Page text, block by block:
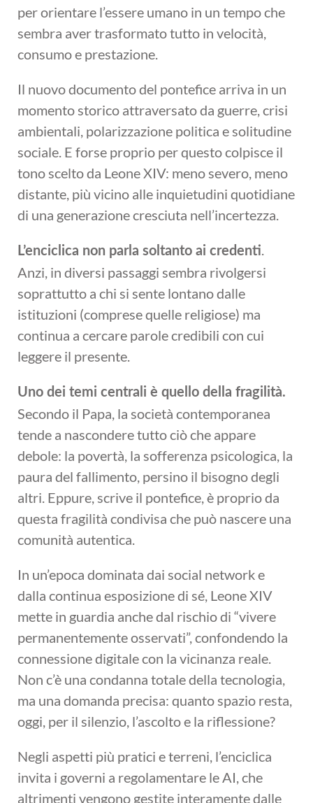
per orientare l’essere umano in un tempo che
sembra aver trasformato tutto in velocità,
consumo e prestazione.
Il nuovo documento del pontefice arriva in un
momento storico attraversato da guerre, crisi
ambientali, polarizzazione politica e solitudine
sociale. E forse proprio per questo colpisce il
tono scelto da Leone XIV: meno severo, meno
distante, più vicino alle inquietudini quotidiane
di una generazione cresciuta nell’incertezza.
L’enciclica non parla soltanto ai credenti
Anzi, in diversi passaggi sembra rivolgersi
soprattutto a chi si sente lontano dalle
istituzioni (comprese quelle religiose) ma
continua a cercare parole credibili con cui
leggere il presente.
Uno dei temi centrali è quello della fragilità.
Secondo il Papa, la società contemporanea
tende a nascondere tutto ciò che appare
debole: la povertà, la sofferenza psicologica, la
paura del fallimento, persino il bisogno degli
altri. Eppure, scrive il pontefice, è proprio da
questa fragilità condivisa che può nascere una
comunità autentica.
In un’epoca dominata dai social network e
dalla continua esposizione di sé, Leone XIV
mette in guardia anche dal rischio di “vivere
permanentemente osservati”, confondendo la
connessione digitale con la vicinanza reale.
Non c’è una condanna totale della tecnologia,
ma una domanda precisa: quanto spazio resta,
oggi, per il silenzio, l’ascolto e la riflessione?
Negli aspetti più pratici e terreni, l’enciclica
invita i governi a regolamentare le AI, che
altrimenti vengono gestite interamente dalle